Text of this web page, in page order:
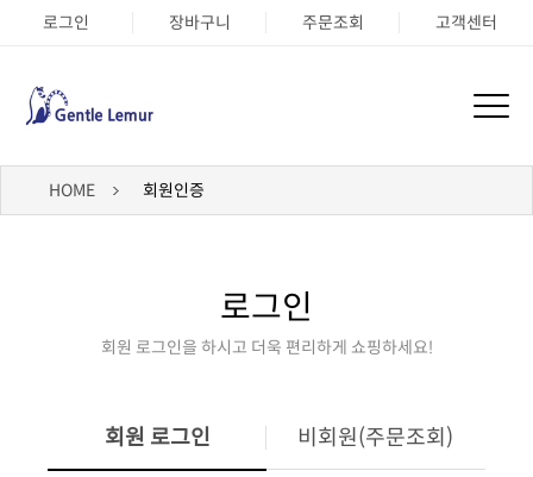
로그인 장바구니 주문조회 고객센터
HOME 회원인증
로그인
회원 로그인을 하시고 더욱 편리하게 쇼핑하세요!
회원 로그인 비회원(주문조회)